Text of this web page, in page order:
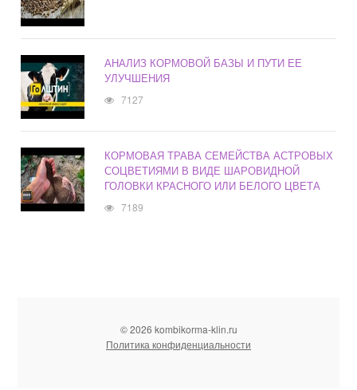
АНАЛИЗ КОРМОВОЙ БАЗЫ И ПУТИ ЕЕ
УЛУЧШЕНИЯ
7127
КОРМОВАЯ ТРАВА СЕМЕЙСТВА АСТРОВЫХ
СОЦВЕТИЯМИ В ВИДЕ ШАРОВИДНОЙ
ГОЛОВКИ КРАСНОГО ИЛИ БЕЛОГО ЦВЕТА
7189
© 2026 kombikorma-klin.ru
Политика конфиденциальности